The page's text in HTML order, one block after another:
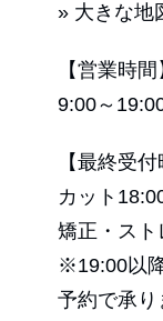
» 大きな地
【営業時間
9:00～
【最終受付
カット
矯正・ス
※19:00以
予約で承り